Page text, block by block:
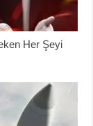
Her Şeyi